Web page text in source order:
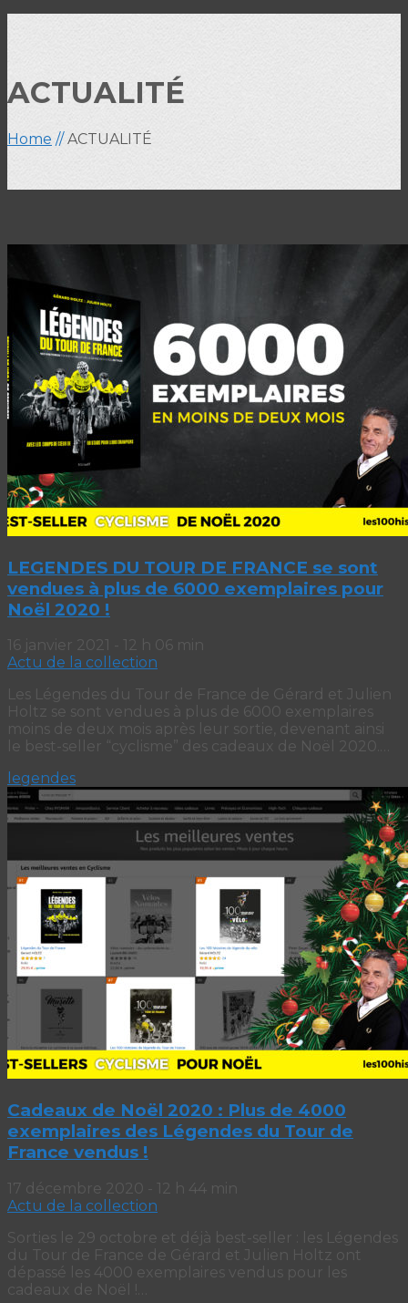
ACTUALITÉ
Home //ACTUALITÉ
LEGENDES DU TOUR DE FRANCE se sont
vendues à plus de 6000 exemplaires pour
Noël 2020 !
16 janvier 2021 - 12 h 06 min
Actu de la collection
Les Légendes du Tour de France de Gérard et Julien
Holtz se sont vendues à plus de 6000 exemplaires
moins de deux mois après leur sortie, devenant ainsi
le best-seller “cyclisme” des cadeaux de Noël 2020.…
legendes
Cadeaux de Noël 2020 : Plus de 4000
exemplaires des Légendes du Tour de
France vendus !
17 décembre 2020 - 12 h 44 min
Actu de la collection
Sorties le 29 octobre et déjà best-seller : les Légendes
du Tour de France de Gérard et Julien Holtz ont
dépassé les 4000 exemplaires vendus pour les
cadeaux de Noël !…